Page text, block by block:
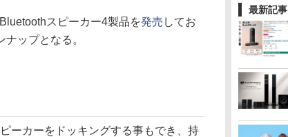
最新記事
スピーカー4製品を発売 してお
ップとなる。
ーカーをドッキングする事もでき、持